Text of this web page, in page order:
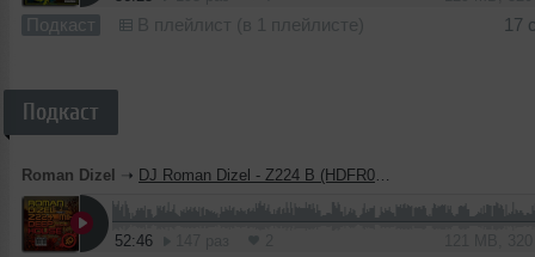
Подкаст В плейлист (в 1 плейлисте) 17
Подкаст
Roman Dizel ➝ DJ Roman Dizel - Z224 B (HDFR024)
52:46